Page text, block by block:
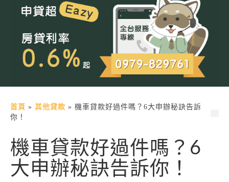
土地二胎申貸
房屋二胎申貸
軍公教貸款
土地貸款
信用貸款
代書貸款
首頁 » 其他貸款 » 機車貸款好過件嗎？6大申辦秘訣告訴
你！
機車貸款好過件嗎？6
大申辦秘訣告訴你！